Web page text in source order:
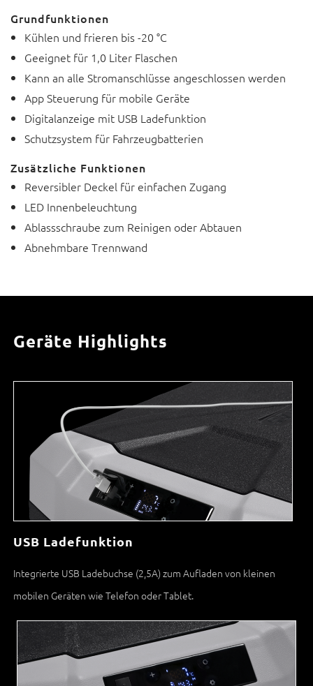
Grundfunktionen
Kühlen und frieren bis -20 °C
Geeignet für 1,0 Liter Flaschen
Kann an alle Stromanschlüsse angeschlossen werden
App Steuerung für mobile Geräte
Digitalanzeige mit USB Ladefunktion
Schutzsystem für Fahrzeugbatterien
Zusätzliche Funktionen
Reversibler Deckel für einfachen Zugang
LED Innenbeleuchtung
Ablassschraube zum Reinigen oder Abtauen
Abnehmbare Trennwand
Geräte Highlights
USB Ladefunktion
Integrierte USB Ladebuchse (2,5A) zum Aufladen von kleinen
mobilen Geräten wie Telefon oder Tablet.